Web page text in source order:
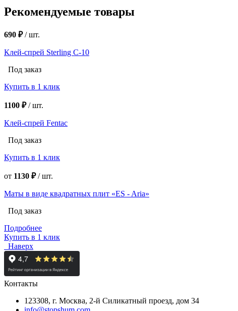
Рекомендуемые товары
690 ₽/шт.
Клей-спрей Sterling C-10
Под заказ
Купить в 1 клик
1100 ₽/шт.
Клей-спрей Fentac
Под заказ
Купить в 1 клик
от 1130 ₽/шт.
Маты в виде квадратных плит «ES - Aria»
Под заказ
Подробнее
Купить в 1 клик
Наверх
Контакты
123308, г. Москва, 2-й Силикатный проезд, дом 34